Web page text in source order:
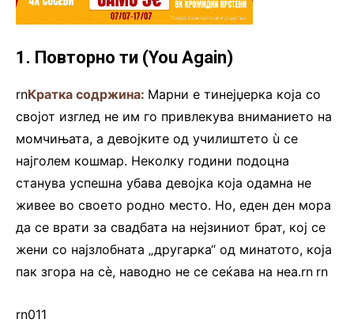
1. Повторно ти (You Again)
rnКратка содржина: Марни е тинејџерка која со
својот изглед не им го привлекува вниманието на
момчињата, а девојките од училиштето ù се
најголем кошмар. Неколку години подоцна
станува успешна убава девојка која одамна не
живее во своето родно место. Но, еден ден мора
да се врати за свадбата на нејзиниот брат, кој се
жени со најзлобната „другарка“ од минатото, која
пак згора на сè, наводно не се сеќава на неа.rn rn
rn011